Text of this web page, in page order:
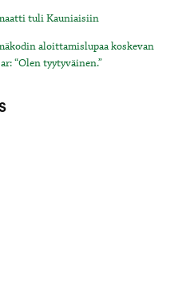
tuli Kauniaisiin
aloittamislupaa koskevan
“Olen tyytyväinen.”